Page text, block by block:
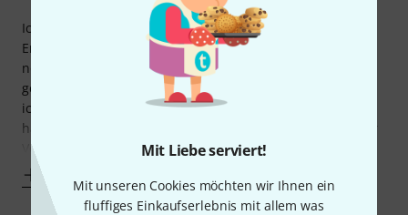
Mit Liebe serviert!
Mit unseren Cookies möchten wir Ihnen ein
fluffiges Einkaufserlebnis mit allem was
Ich bin schon etwas in die Jahre gekommen und brauche
Entlastung. Hatte ich meine Paula in den 80ern und 90ern
noch an einem Fender Leichtgurt und vom Gewicht nichts
gespürt, so zieht sie mir heutzutage die Schulter weg. Weil
ich mir das geile Teil aber immer noch umhängen möchte,
habe ich mich für den Neotech Mega entschieden. Von der
Verarbeitung und dem